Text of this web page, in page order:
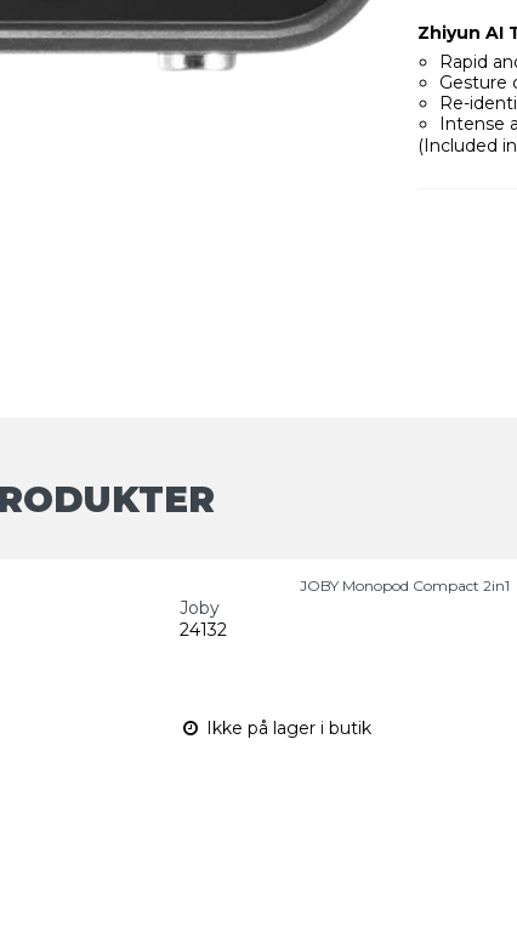
Zhiyun AI
Rapid
Gesture
Re-
Intense
(Included
JOBY Monopod Compact 2in1
Joby
24132
Ikke på lager i butik